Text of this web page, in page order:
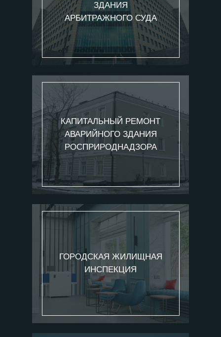
ЗДАНИЯ
АРБИТРАЖНОГО СУДА
ГОРОДСКАЯ ЖИЛИЩНАЯ
ИНСПЕКЦИЯ
КАПИТАЛЬНЫЙ РЕМОНТ
АВАРИЙНОГО ЗДАНИЯ
РОСПРИРОДНАДЗОРА